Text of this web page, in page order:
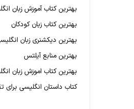
بهترین کتاب آموزش زبان
بهترین کتاب زبان کودکان
بهترین دیکشنری زبان
بهترین منابع آیلتس
بهترین کتاب اموزش زبان
کتاب داستان انگلیسی برای